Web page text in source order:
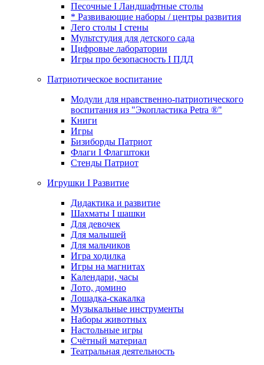
Песочные I Ландшафтные столы
* Развивающие наборы / центры развития
Лего столы I стены
Мультстудия для детского сада
Цифровые лаборатории
Игры про безопасность I ПДД
Патриотическое воспитание
Модули для нравственно-патриотического
воспитания из "Экопластика Petra ®"
Книги
Игры
Бизиборды Патриот
Флаги I Флагштоки
Стенды Патриот
Игрушки I Развитие
Дидактика и развитие
Шахматы I шашки
Для девочек
Для малышей
Для мальчиков
Игра ходилка
Игры на магнитах
Календари, часы
Лото, домино
Лошадка-скакалка
Музыкальные инструменты
Наборы животных
Настольные игры
Счётный материал
Театральная деятельность